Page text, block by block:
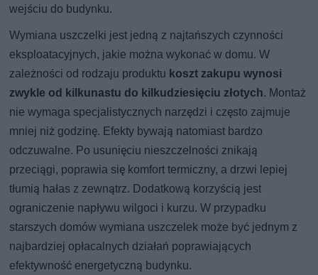
wejściu do budynku.
Wymiana uszczelki jest jedną z najtańszych czynności
eksploatacyjnych, jakie można wykonać w domu. W
zależności od rodzaju produktu koszt zakupu wynosi
zwykle od kilkunastu do kilkudziesięciu złotych. Montaż
nie wymaga specjalistycznych narzędzi i często zajmuje
mniej niż godzinę. Efekty bywają natomiast bardzo
odczuwalne. Po usunięciu nieszczelności znikają
przeciągi, poprawia się komfort termiczny, a drzwi lepiej
tłumią hałas z zewnątrz. Dodatkową korzyścią jest
ograniczenie napływu wilgoci i kurzu. W przypadku
starszych domów wymiana uszczelek może być jednym z
najbardziej opłacalnych działań poprawiających
efektywność energetyczną budynku.